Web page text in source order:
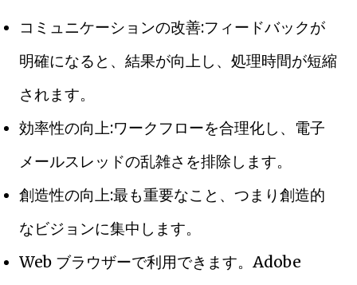
コミュニケーションの改善:フィードバックが
明確になると、結果が向上し、処理時間が短縮
されます。
効率性の向上:ワークフローを合理化し、電子
メールスレッドの乱雑さを排除します。
創造性の向上:最も重要なこと、つまり創造的
なビジョンに集中します。
Web ブラウザーで利用できます。Adobe